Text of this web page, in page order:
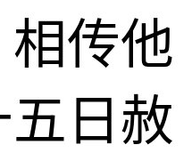
传他
日赦